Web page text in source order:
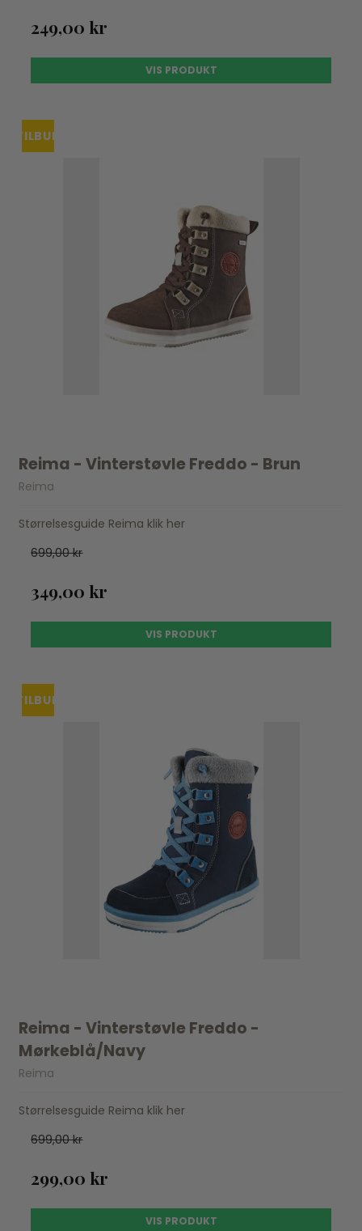
249,00 kr
VIS PRODUKT
TILBUD
Reima - Vinterstøvle Freddo - Brun
Reima
Størrelsesguide Reima klik her
699,00 kr
349,00 kr
VIS PRODUKT
TILBUD
Reima - Vinterstøvle Freddo -
Mørkeblå/Navy
Reima
Størrelsesguide Reima klik her
699,00 kr
299,00 kr
VIS PRODUKT